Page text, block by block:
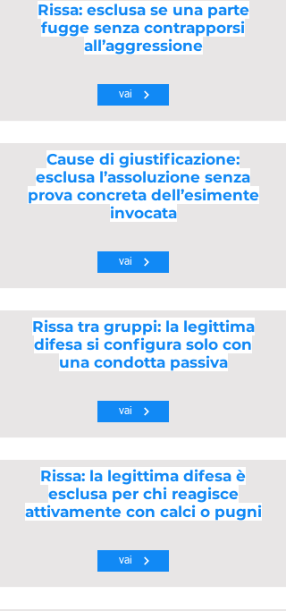
Rissa: esclusa se una parte
fugge senza contrapporsi
all’aggressione
vai
Cause di giustificazione:
esclusa l’assoluzione senza
prova concreta dell’esimente
invocata
vai
Rissa tra gruppi: la legittima
difesa si configura solo con
una condotta passiva
vai
Rissa: la legittima difesa è
esclusa per chi reagisce
attivamente con calci o pugni
vai